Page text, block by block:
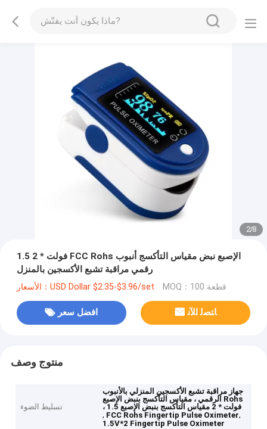
2/8
1.5 فولت * 2 FCC Rohs الإصبع نبض مقياس التأكسج أنبوب
رقمي مراقبة تشبع الأكسجين بالمنزل
الأسعار：USD Dollar $2.35-$3.96/set MOQ：100 قطعة
افضل سعر ﺎﺘﺼﻟ ﺍﻶﻧ
منتوج وصف
تسليط الضوء
جهاز مراقبة تشبع الأكسجين المنزلي بالأنبوب
الرقمي ، مقياس التأكسج بنبض الإصبع Rohs
، 1.5 فولت * 2 مقياس التأكسج بنبض الإصبع
, FCC Rohs Fingertip Pulse Oximeter,
1.5V*2 Fingertip Pulse Oximeter